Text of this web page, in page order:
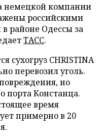
немецкой компании
российскими
районе Одессы за
ТАСС.
сухогруз CHRISTINA
перевозил уголь.
но
порта Констанца.
время
примерно в 20